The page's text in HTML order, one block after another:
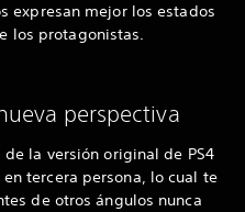
expresan mejor los estados
los protagonistas.
perspectiva
la versión original de PS4
tercera persona, lo cual te
de otros ángulos nunca